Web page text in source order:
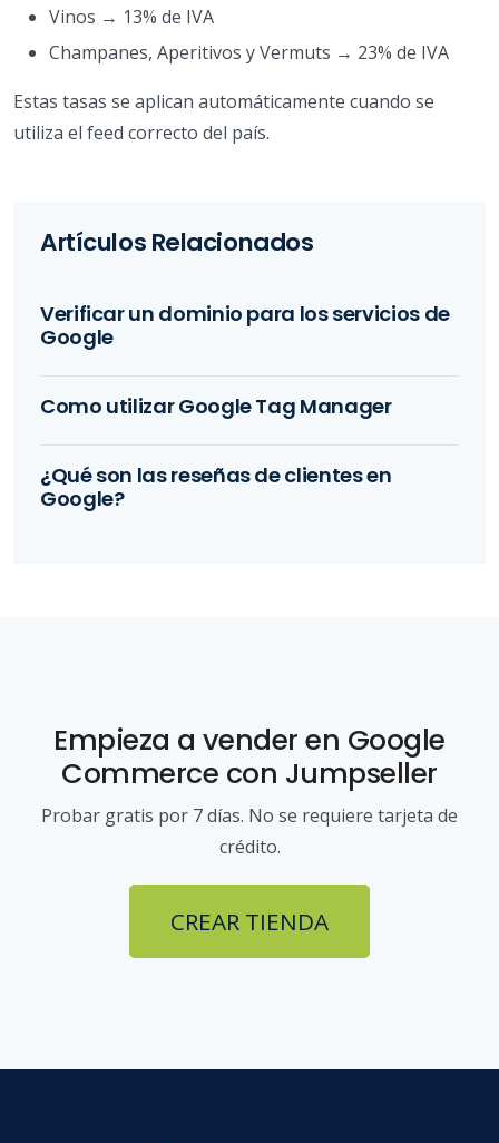
Vinos → 13% de IVA
Champanes, Aperitivos y Vermuts → 23% de IVA
Estas tasas se aplican automáticamente cuando se
utiliza el feed correcto del país.
Artículos Relacionados
Verificar un dominio para los servicios de
Google
Como utilizar Google Tag Manager
¿Qué son las reseñas de clientes en
Google?
Empieza a venderen Google
Commerce con Jumpseller
Probar gratis por 7 días. No se requiere tarjeta de
crédito.
CREAR TIENDA